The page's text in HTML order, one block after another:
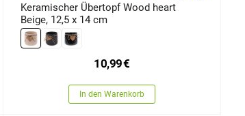
Keramischer Übertopf Wood heart
Beige, 12,5 x 14 cm
10,99€
In den Warenkorb